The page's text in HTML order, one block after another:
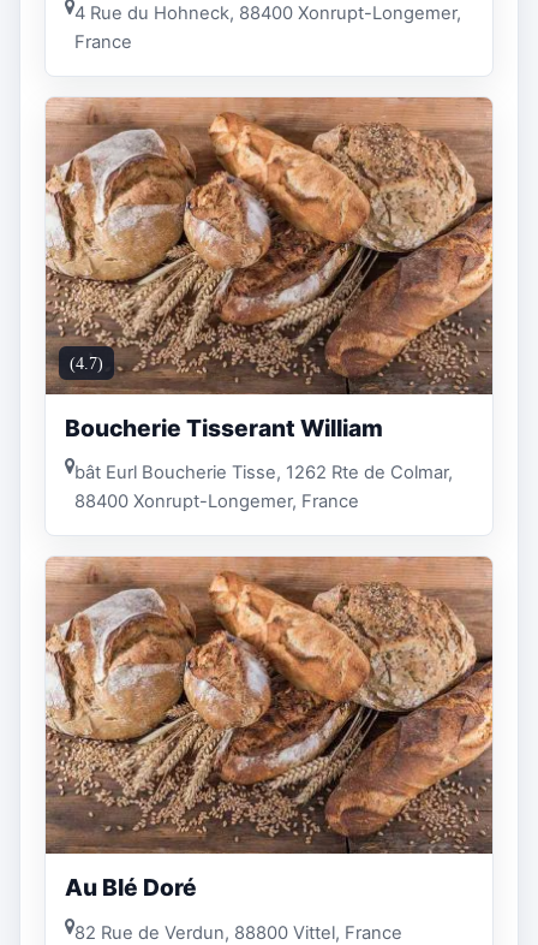
4 Rue du Hohneck, 88400 Xonrupt-Longemer,
France
(4.7)
Boucherie Tisserant William
bât Eurl Boucherie Tisse, 1262 Rte de Colmar,
88400 Xonrupt-Longemer, France
Au Blé Doré
82 Rue de Verdun, 88800 Vittel, France